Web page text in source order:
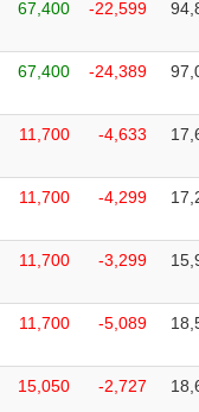
67,400 -22,599
67,400 -24,389
11,700 -4,633
11,700 -4,299
11,700 -3,299
11,700 -5,089
15,050 -2,727